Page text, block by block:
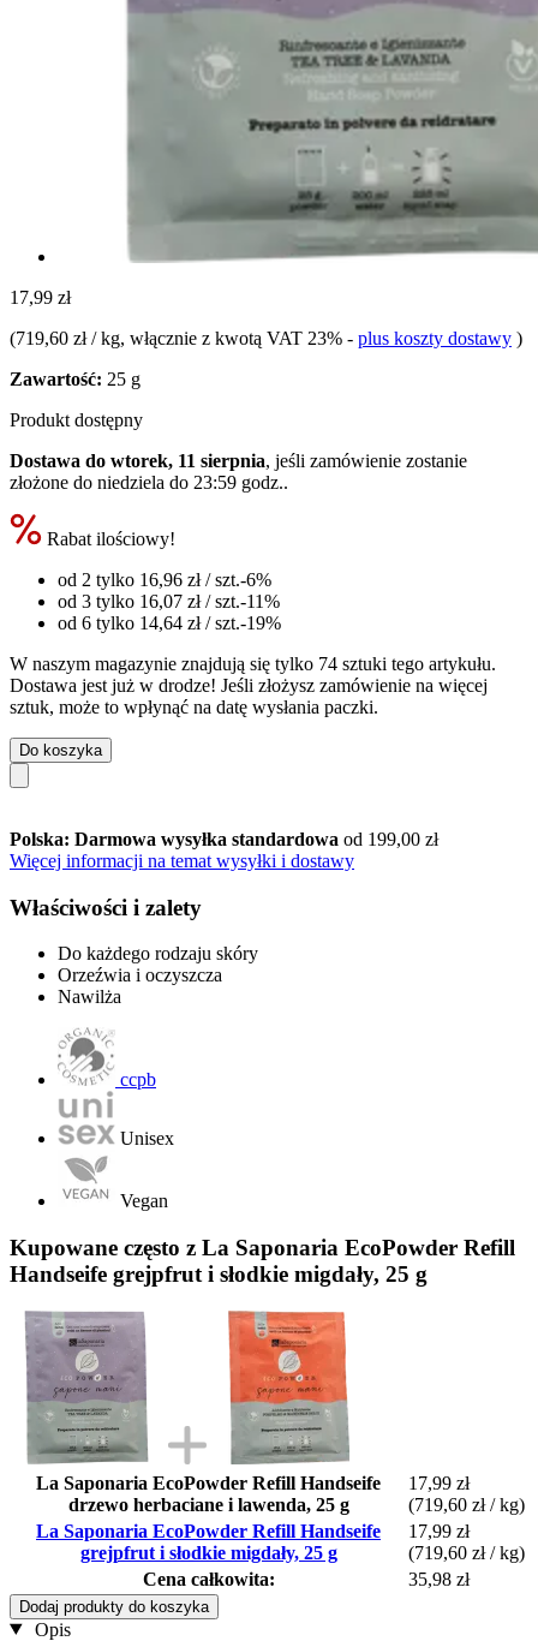
17,99 zł
(719,60 zł / kg, włącznie z kwotą VAT 23% - plus koszty dostawy )
Zawartość: 25 g
Produkt dostępny
Dostawa do wtorek, 11 sierpnia, jeśli zamówienie zostanie
złożone do niedziela do 23:59 godz..
Rabat ilościowy!
od 2 tylko 16,96 zł/ szt.-6%
od 3 tylko 16,07 zł/ szt.-11%
od 6 tylko 14,64 zł/ szt.-19%
W naszym magazynie znajdują się tylko 74 sztuki tego artykułu.
Dostawa jest już w drodze! Jeśli złożysz zamówienie na więcej
sztuk, może to wpłynąć na datę wysłania paczki.
Do koszyka
Polska: Darmowa wysyłka standardowa od 199,00 zł
Więcej informacji na temat wysyłki i dostawy
Właściwości i zalety
Do każdego rodzaju skóry
Orzeźwia i oczyszcza
Nawilża
ccpb
Unisex
Vegan
Kupowane często z La Saponaria EcoPowder Refill
Handseife grejpfrut i słodkie migdały, 25 g
La Saponaria EcoPowder Refill Handseife
drzewo herbaciane i lawenda, 25 g
17,99 zł
(719,60 zł / kg)
La Saponaria EcoPowder Refill Handseife
grejpfrut i słodkie migdały, 25 g
17,99 zł
(719,60 zł / kg)
Cena całkowita:
35,98 zł
Dodaj produkty do koszyka
Opis